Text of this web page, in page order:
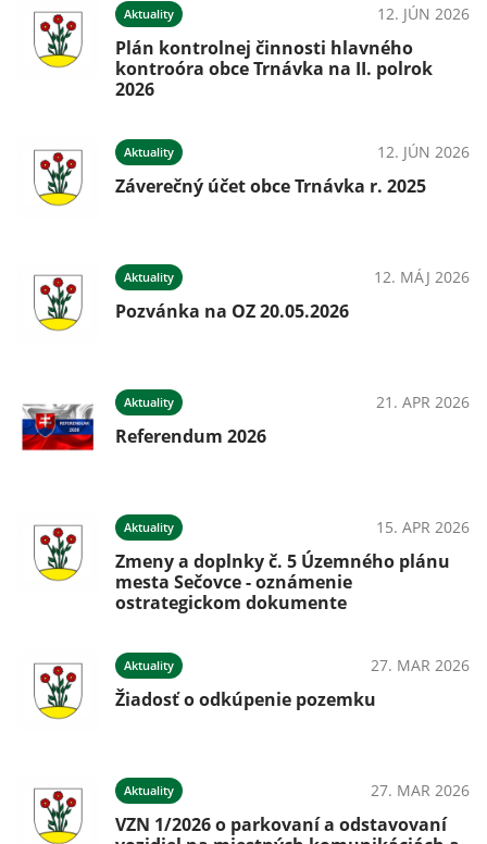
Aktuality 12. JÚN 2026
Plán kontrolnej činnosti hlavného
kontroóra obce Trnávka na II. polrok
2026
Aktuality 12. JÚN 2026
Záverečný účet obce Trnávka r. 2025
Aktuality 12. MÁJ 2026
Pozvánka na OZ 20.05.2026
Aktuality 21. APR 2026
Referendum 2026
Aktuality 15. APR 2026
Zmeny a doplnky č. 5 Územného plánu
mesta Sečovce - oznámenie
ostrategickom dokumente
Aktuality 27. MAR 2026
Žiadosť o odkúpenie pozemku
Aktuality 27. MAR 2026
VZN 1/2026 o parkovaní a odstavovaní